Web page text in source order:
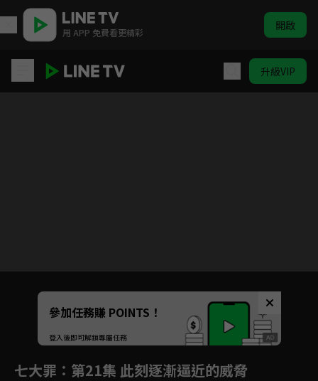
用 APP 免費看更精彩 開啟
升級VIP
Unmute
如有不便請見諒
參加任務賺 POINTS！
登入後即可解鎖專屬任務
七大罪 ：第21集 此刻逐漸逼近的威脅